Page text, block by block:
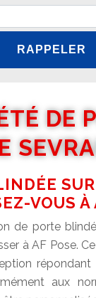
DE
VOUS À
de porte
à AF Pose.
aux